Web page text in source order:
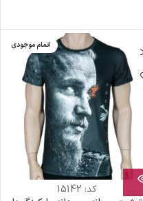
اتمام موجودی
کد: 15142